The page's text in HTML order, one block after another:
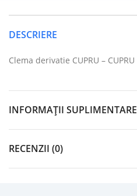
DESCRIERE
Clema derivatie CUPRU – CUPRU
INFORMAȚII SUPLIMENTARE
RECENZII (0)